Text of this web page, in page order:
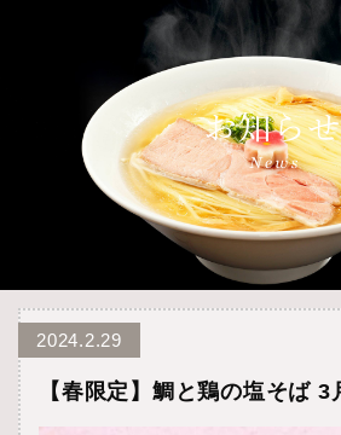
2024.2.29
【春限定】鯛と鶏の塩そば 3